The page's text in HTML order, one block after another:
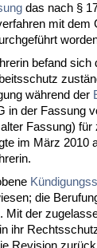
das nach §
mit dem
be­fand sich
während der
in der Fas­sung
Fas­sung)
im März 2010
die
Mit der
ihr